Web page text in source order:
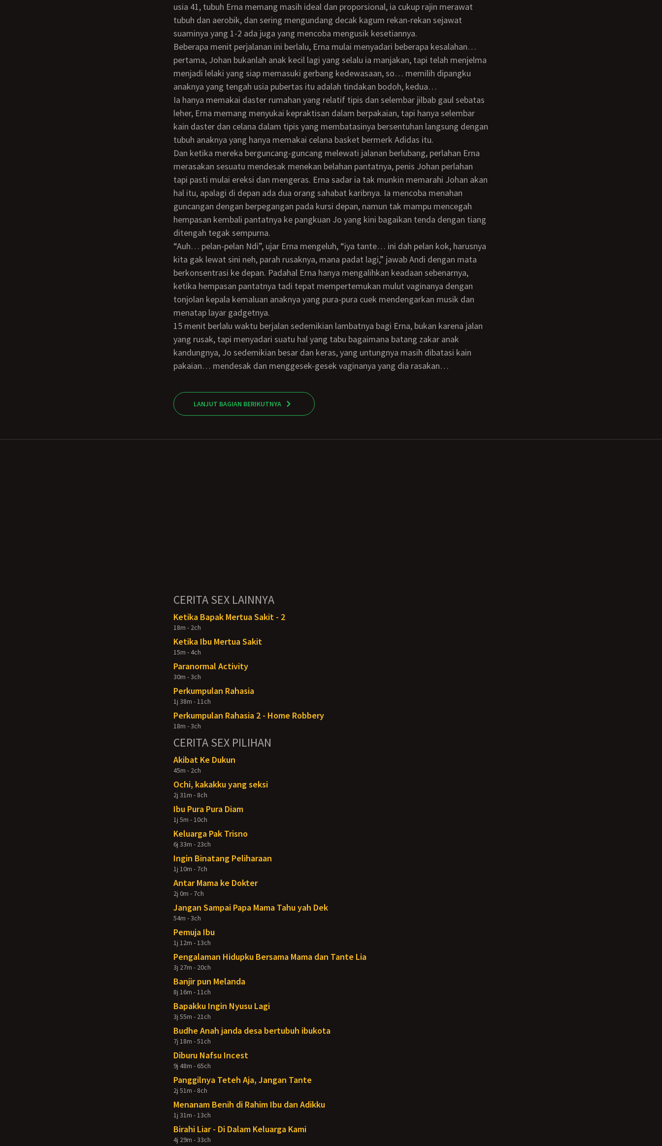
usia 41, tubuh Erna memang masih ideal dan proporsional, ia cukup rajin merawat
tubuh dan aerobik, dan sering mengundang decak kagum rekan-rekan sejawat
suaminya yang 1-2 ada juga yang mencoba mengusik kesetiannya.
Beberapa menit perjalanan ini berlalu, Erna mulai menyadari beberapa kesalahan…
pertama, Johan bukanlah anak kecil lagi yang selalu ia manjakan, tapi telah menjelma
menjadi lelaki yang siap memasuki gerbang kedewasaan, so… memilih dipangku
anaknya yang tengah usia pubertas itu adalah tindakan bodoh, kedua…
Ia hanya memakai daster rumahan yang relatif tipis dan selembar jilbab gaul sebatas
leher, Erna memang menyukai kepraktisan dalam berpakaian, tapi hanya selembar
kain daster dan celana dalam tipis yang membatasinya bersentuhan langsung dengan
tubuh anaknya yang hanya memakai celana basket bermerk Adidas itu.
Dan ketika mereka berguncang-guncang melewati jalanan berlubang, perlahan Erna
merasakan sesuatu mendesak menekan belahan pantatnya, penis Johan perlahan
tapi pasti mulai ereksi dan mengeras. Erna sadar ia tak munkin memarahi Johan akan
hal itu, apalagi di depan ada dua orang sahabat karibnya. Ia mencoba menahan
guncangan dengan berpegangan pada kursi depan, namun tak mampu mencegah
hempasan kembali pantatnya ke pangkuan Jo yang kini bagaikan tenda dengan tiang
ditengah tegak sempurna.
“auh… pelan-pelan Ndi”, ujar Erna mengeluh, “iya tante… ini dah pelan kok, harusnya
kita gak lewat sini neh, parah rusaknya, mana padat lagi,” jawab Andi dengan mata
berkonsentrasi ke depan. Padahal Erna hanya mengalihkan keadaan sebenarnya,
ketika hempasan pantatnya tadi tepat mempertemukan mulut vaginanya dengan
tonjolan kepala kemaluan anaknya yang pura-pura cuek mendengarkan musik dan
menatap layar gadgetnya.
15 menit berlalu waktu berjalan sedemikian lambatnya bagi Erna, bukan karena jalan
yang rusak, tapi menyadari suatu hal yang tabu bagaimana batang zakar anak
kandungnya, Jo sedemikian besar dan keras, yang untungnya masih dibatasi kain
pakaian… mendesak dan menggesek-gesek vaginanya yang dia rasakan…
LANJUT BAGIAN BERIKUTNYA
CERITA SEX LAINNYA
Ketika Bapak Mertua Sakit - 2
18m - 2ch
Ketika Ibu Mertua Sakit
15m - 4ch
Paranormal Activity
30m - 3ch
Perkumpulan Rahasia
1j 38m - 11ch
Perkumpulan Rahasia 2 - Home Robbery
18m - 3ch
CERITA SEX PILIHAN
Akibat Ke Dukun
45m - 2ch
Ochi, kakakku yang seksi
2j 31m - 8ch
Ibu Pura Pura Diam
1j 5m - 10ch
Keluarga Pak Trisno
6j 33m - 23ch
Ingin Binatang Peliharaan
1j 10m - 7ch
Antar Mama ke Dokter
2j 0m - 7ch
Jangan Sampai Papa Mama Tahu yah Dek
54m - 3ch
Pemuja Ibu
1j 12m - 13ch
Pengalaman Hidupku Bersama Mama dan Tante Lia
3j 27m - 20ch
Banjir pun Melanda
8j 16m - 11ch
Bapakku Ingin Nyusu Lagi
3j 55m - 21ch
Budhe Anah janda desa bertubuh ibukota
7j 18m - 51ch
Diburu Nafsu Incest
9j 48m - 65ch
Panggilnya Teteh Aja, Jangan Tante
2j 51m - 8ch
Menanam Benih di Rahim Ibu dan Adikku
1j 31m - 13ch
Birahi Liar - Di Dalam Keluarga Kami
4j 29m - 33ch